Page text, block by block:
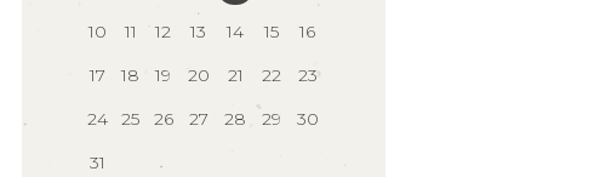
10
11 12 13 14 15
16
17
18 19 20 21 22
23
24
25 26 27 28 29
30
31